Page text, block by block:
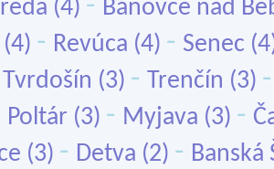
(4) - Bánovce nad
(4) - Revúca (4) - Senec
Tvrdošín (3) - Trenčín (3)
Poltár (3) - Myjava (3) -
(3) - Detva (2) - Banská